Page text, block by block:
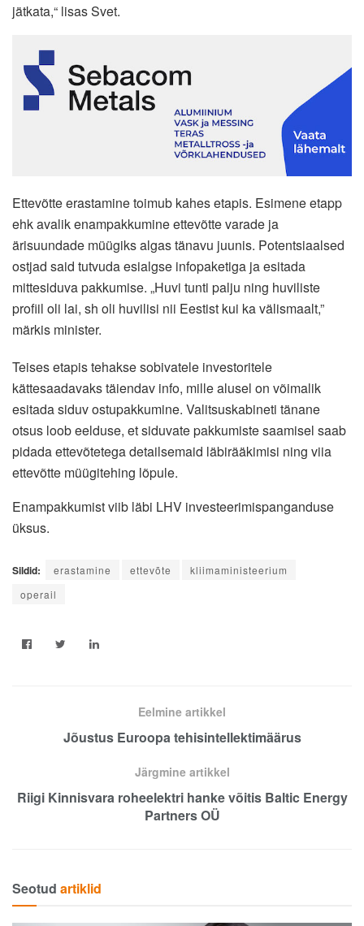
jätkata,“ lisas Svet.
Ettevõtte erastamine toimub kahes etapis. Esimene etapp
ehk avalik enampakkumine ettevõtte varade ja
ärisuundade müügiks algas tänavu juunis. Potentsiaalsed
ostjad said tutvuda esialgse infopaketiga ja esitada
mittesiduva pakkumise. „Huvi tunti palju ning huviliste
profiil oli lai, sh oli huvilisi nii Eestist kui ka välismaalt,”
märkis minister.
Teises etapis tehakse sobivatele investoritele
kättesaadavaks täiendav info, mille alusel on võimalik
esitada siduv ostupakkumine. Valitsuskabineti tänane
otsus loob eelduse, et siduvate pakkumiste saamisel saab
pidada ettevõtetega detailsemaid läbirääkimisi ning viia
ettevõtte müügitehing lõpule.
Enampakkumist viib läbi LHV investeerimispanganduse
üksus.
Sildid: erastamine ettevõte
kliimaministeerium
operail
Eelmine artikkel
Jõustus Euroopa tehisintellektimäärus
Järgmine artikkel
Riigi Kinnisvara roheelektri hanke võitis Baltic Energy
Partners OÜ
Seotud artiklid